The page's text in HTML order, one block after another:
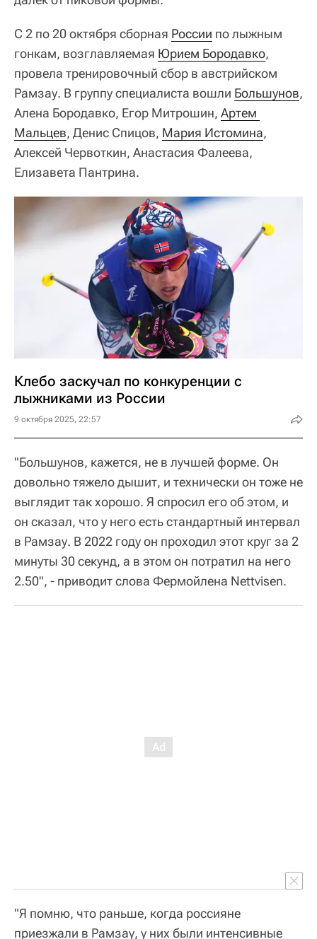
С 2 по 20 октября сборная России по лыжным
гонкам, возглавляемая Юрием Бородавко,
провела тренировочный сбор в австрийском
Рамзау. В группу специалиста вошли Большунов,
Алена Бородавко, Егор Митрошин, Артем
Мальцев, Денис Спицов, Мария Истомина,
Алексей Червоткин, Анастасия Фалеева,
Елизавета Пантрина.
Клебо заскучал по конкуренции с
лыжниками из России
9 октября 2025, 22:57
"Большунов, кажется, не в лучшей форме. Он
довольно тяжело дышит, и технически он тоже не
выглядит так хорошо. Я спросил его об этом, и
он сказал, что у него есть стандартный интервал
в Рамзау. В 2022 году он проходил этот круг за 2
минуты 30 секунд, а в этом он потратил на него
2.50", - приводит слова Фермойлена Nettvisen.
"Я помню, что раньше, когда россияне
приезжали в Рамзау, у них были интенсивные